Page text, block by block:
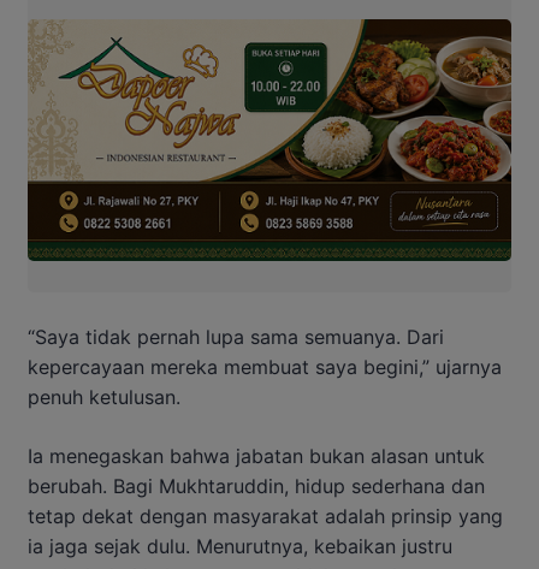
“Saya tidak pernah lupa sama semuanya. Dari
kepercayaan mereka membuat saya begini,” ujarnya
penuh ketulusan.
Ia menegaskan bahwa jabatan bukan alasan untuk
berubah. Bagi Mukhtaruddin, hidup sederhana dan
tetap dekat dengan masyarakat adalah prinsip yang
ia jaga sejak dulu. Menurutnya, kebaikan justru